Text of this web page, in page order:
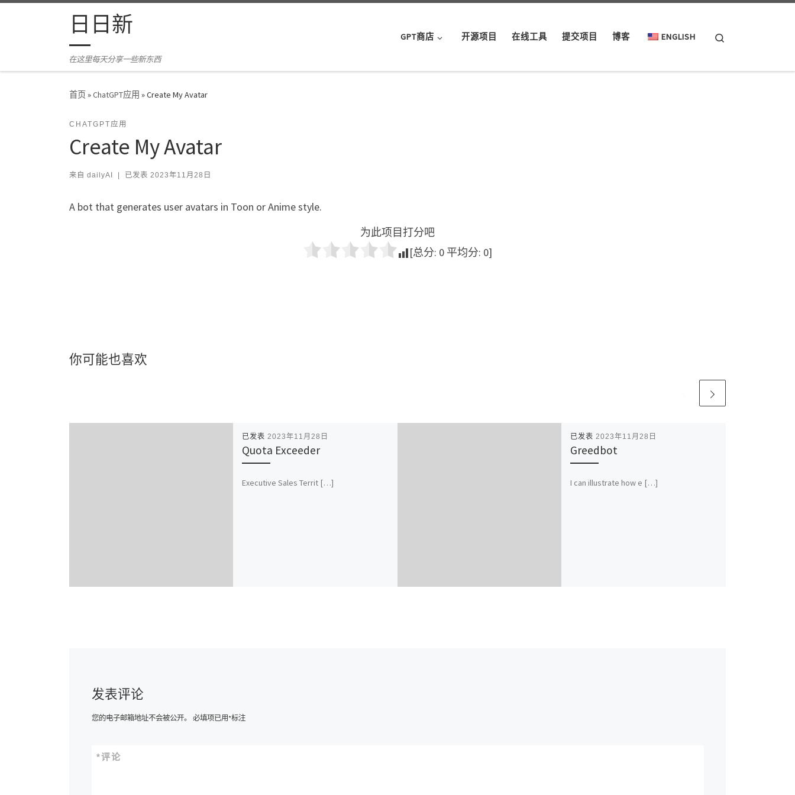
Skip to content日日新
在这里每天分享一些新东西
GPT商店 开源项目 在线工具 提交项目 博客 ENGLISH
首页»ChatGPT应用 »Create My Avatar
CHATGPT应用
Create My Avatar
来自 dailyAI 已发表 2023年11月28日
A bot that generates user avatars in Toon or Anime style.
为此项目打分吧
[总分: 0 平均分: 0]
你可能也喜欢
已发表 2023年11月28日
Quota Exceeder
Executive Sales Territ […]
已发表 2023年11月28日
Greedbot
I can illustrate how e […]
发表评论
您的电子邮箱地址不会被公开。 必填项已用*标注
评论
*